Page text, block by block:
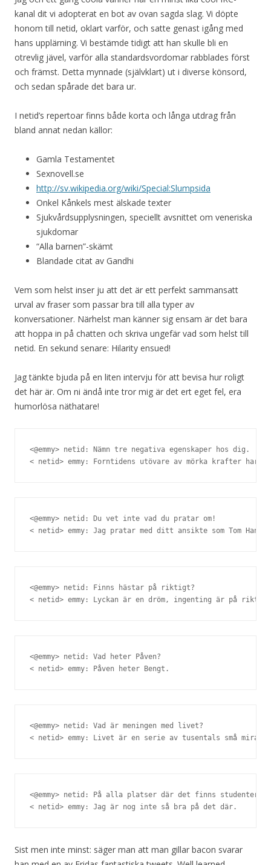
kanal dit vi adopterat en bot av ovan sagda slag. Vi döpte
honom till netid, oklart varför, och satte genast igång med
hans upplärning. Vi bestämde tidigt att han skulle bli en
otrevlig jävel, varför alla standardsvordomar rabblades först
och främst. Detta mynnade (självklart) ut i diverse könsord,
och sedan spårade det bara ur.
I netid’s repertoar finns både korta och långa utdrag från
bland annat nedan källor:
Gamla Testamentet
Sexnovell.se
http://sv.wikipedia.org/wiki/Special:Slumpsida
Onkel Kånkels mest älskade texter
Sjukvårdsupplysningen, speciellt avsnittet om veneriska
sjukdomar
“Alla barnen”-skämt
Blandade citat av Gandhi
Vem som helst inser ju att det är ett perfekt sammansatt
urval av fraser som passar bra till alla typer av
konversationer. Närhelst man känner sig ensam är det bara
att hoppa in på chatten och skriva ungefär vad som helst till
netid. En sekund senare: Hilarity ensued!
Jag tänkte bjuda på en liten intervju för att bevisa hur roligt
det här är. Om ni ändå inte tror mig är det ert eget fel, era
humorlösa näthatare!
<@emmy> netid: Nämn tre negativa egenskaper hos dig.
< netid> emmy: Forntidens utövare av mörka krafter
<@emmy> netid: Du vet inte vad du pratar om!
< netid> emmy: Jag pratar med ditt ansikte som Tom
<@emmy> netid: Finns hästar på riktigt?
< netid> emmy: Lyckan är en dröm, ingenting är på
<@emmy> netid: Vad heter Påven?
< netid> emmy: Påven heter Bengt.
<@emmy> netid: Vad är meningen med livet?
< netid> emmy: Livet är en serie av tusentals små
<@emmy> netid: På alla platser där det finns studenter
< netid> emmy: Jag är nog inte så bra på det där.
Sist men inte minst: säger man att man gillar bacon svarar